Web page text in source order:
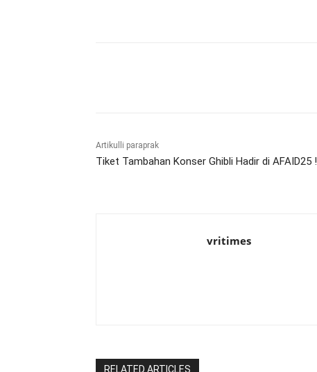
Artikulli paraprak
Tiket Tambahan Konser Ghibli Hadir di AFAID25 !
vritimes
RELATED ARTICLES